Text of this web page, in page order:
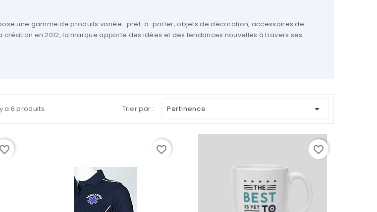
une gamme de produits variée : prêt-à-porter, objets de décoration, accessoires de
création en 2012, la marque apporte des idées et des tendances nouvelles à travers ses
a 6 produits. Trier par : Pertinence 
favorite_border favorite_border favorite_border